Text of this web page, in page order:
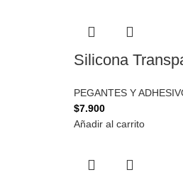
Silicona
PEGANTES Y
$7.900
Añadir al carrito